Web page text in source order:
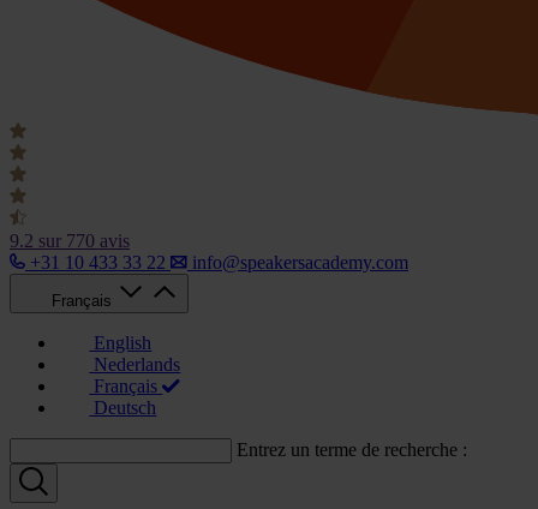
9.2 sur 770 avis
+31 10 433 33 22
info@speakersacademy.com
Français
English
Nederlands
Français
Deutsch
Entrez un terme de recherche :